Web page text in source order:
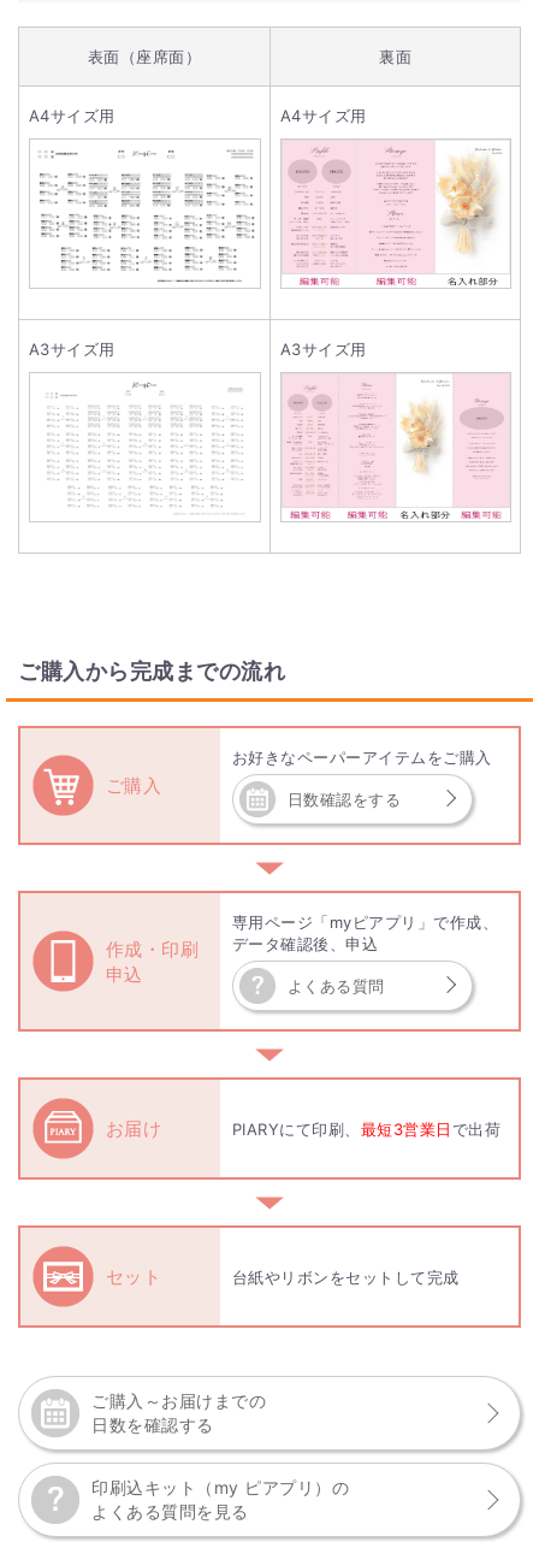
表面（座席面） 裏面
A4サイズ用 A4サイズ用
A3サイズ用 A3サイズ用
ご購入から完成までの流れ
ご購入
お好きなペーパーアイテムをご購入
日数確認をする
▼
作成・印刷
申込
専用ページ「myピアプリ」で作成、
データ確認後、申込
よくある質問
▼
お届け PIARYにて印刷、 最短3営業日で出荷
▼
セット 台紙やリボンをセットして完成
ご購入～お届けまでの
日数を確認する
印刷込キット（my ピアプリ）の
よくある質問を見る